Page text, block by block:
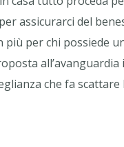
assicurarci del
più per chi possiede
all’avanguardia
che fa